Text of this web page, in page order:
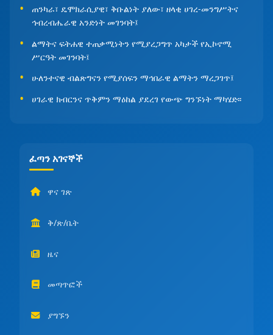
ጠንካራ፣ ዴሞክራሲያዊ፣ ቅቡልነት ያለው፣ ዘላቂ ሀገረ-መንግሥትና
ኅብረብሔራዊ አንድነት መገንባት፤
ልማትና ፍትሐዊ ተጠቃሚነትን የሚያረጋግጥ አካታች የኢኮኖሚ
ሥርዓት መገንባት፤
ሁለንተናዊ ብልጽግናን የሚያሰፍን ማኅበራዊ ልማትን ማረጋገጥ፤
ሀገራዊ ክብርንና ጥቅምን ማዕከል ያደረገ የውጭ ግንኙነት ማካሄድ፡፡
ፈጣን አገናኞች
ዋና ገጽ
ቅ/ጽ/ቤት
ዜና
መጣጥፎች
ያግኙን